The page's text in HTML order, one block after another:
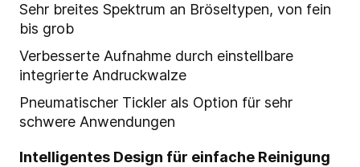
Sehr breites Spektrum an Bröseltypen, von fein
bis grob
Verbesserte Aufnahme durch einstellbare
integrierte Andruckwalze
Pneumatischer Tickler als Option für sehr
schwere Anwendungen
Intelligentes Design für einfache Reinigung